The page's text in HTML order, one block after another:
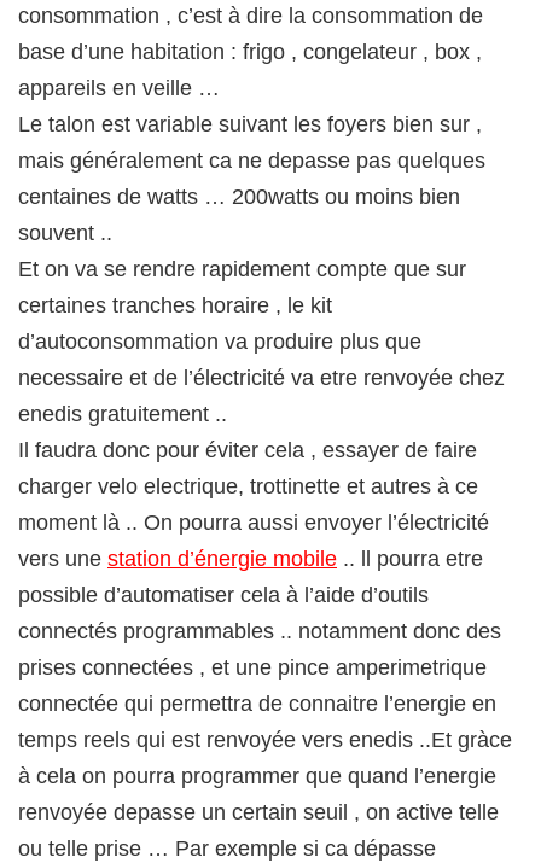
consommation , c’est à dire la consommation de
base d’une habitation : frigo , congelateur , box ,
appareils en veille …
Le talon est variable suivant les foyers bien sur ,
mais généralement ca ne depasse pas quelques
centaines de watts … 200watts ou moins bien
souvent ..
Et on va se rendre rapidement compte que sur
certaines tranches horaire , le kit
d’autoconsommation va produire plus que
necessaire et de l’électricité va etre renvoyée chez
enedis gratuitement ..
Il faudra donc pour éviter cela , essayer de faire
charger velo electrique, trottinette et autres à ce
moment là .. On pourra aussi envoyer l’électricité
vers une station d’énergie mobile .. ll pourra etre
possible d’automatiser cela à l’aide d’outils
connectés programmables .. notamment donc des
prises connectées , et une pince amperimetrique
connectée qui permettra de connaitre l’energie en
temps reels qui est renvoyée vers enedis ..Et gràce
à cela on pourra programmer que quand l’energie
renvoyée depasse un certain seuil , on active telle
ou telle prise … Par exemple si ca dépasse